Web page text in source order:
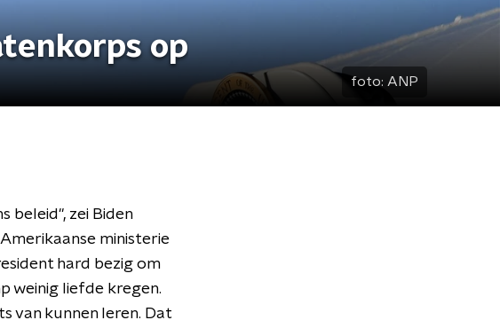
op
foto: ANP
beleid", zei Biden
ministerie
hard bezig om
weinig liefde kregen.
van kunnen leren. Dat